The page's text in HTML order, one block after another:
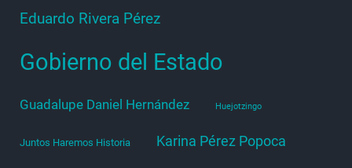
Eduardo Rivera Pérez
Gobierno del Estado
Guadalupe Daniel Hernández Huejotzingo
Juntos Haremos Historia Karina Pérez Popoca